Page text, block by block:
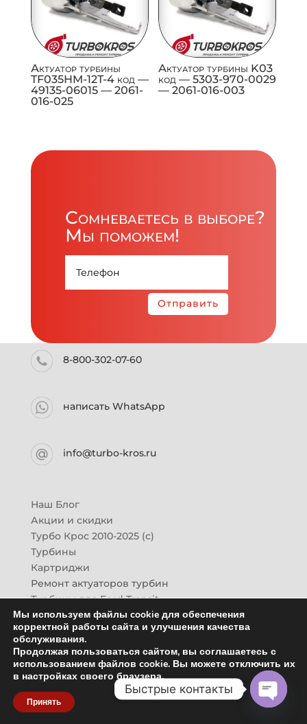
Актуатор турбины
TF035HM-12T-4 код —
49135-06015 — 2061-
016-025
Актуатор турбины K03
код — 5303-970-0029
— 2061-016-003
Сомневаетесь в выборе?
Мы поможем!
Отправить
8-800-302-07-60
написать WhatsApp
info@turbo-kros.ru
Наш Блог
Акции и скидки
Турбо Крос 2010-2025 (с)
Турбины
Картриджи
Ремонт актуаторов турбин
Турбины для Ford Transit
Турбины для Mazda CX-7
Картридж для ГАЗон-Next
Турбины HINO (Хино)
Купить новую турбину
Контакты
Оптовикам
Отзывы
Мы используем файлы cookie для обеспечения
корректной работы сайта и улучшения качества
обслуживания.
Продолжая пользоваться сайтом, вы соглашаетесь с
использованием файлов cookie. Вы можете отключить их
в настройках своего браузера.
Принять
Быстрые контакты